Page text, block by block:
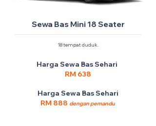
Sewa Bas Mini 18 Seater
18 tempat duduk.
Harga Sewa Bas Sehari
RM 638
Harga Sewa Bas Sehari
RM 888 dengan pemandu